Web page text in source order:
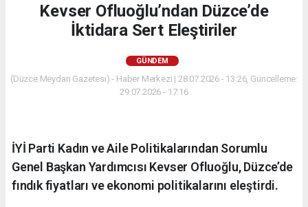
Kevser Ofluoğlu’ndan Düzce’de
İktidara Sert Eleştiriler
GÜNDEM
(Düzce Meydan Gazetesi) - Haber Merkezi | 28.07.2026 - 13:26, Güncelleme:
29.07.2026 - 17:16
İYİ Parti Kadın ve Aile Politikalarından Sorumlu
Genel Başkan Yardımcısı Kevser Ofluoğlu, Düzce’de
fındık fiyatları ve ekonomi politikalarını eleştirdi.